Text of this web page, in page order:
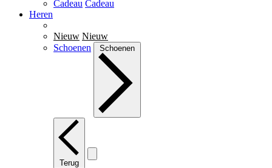
Cadeau Cadeau
Heren
Nieuw Nieuw
Schoenen
Schoenen
Terug